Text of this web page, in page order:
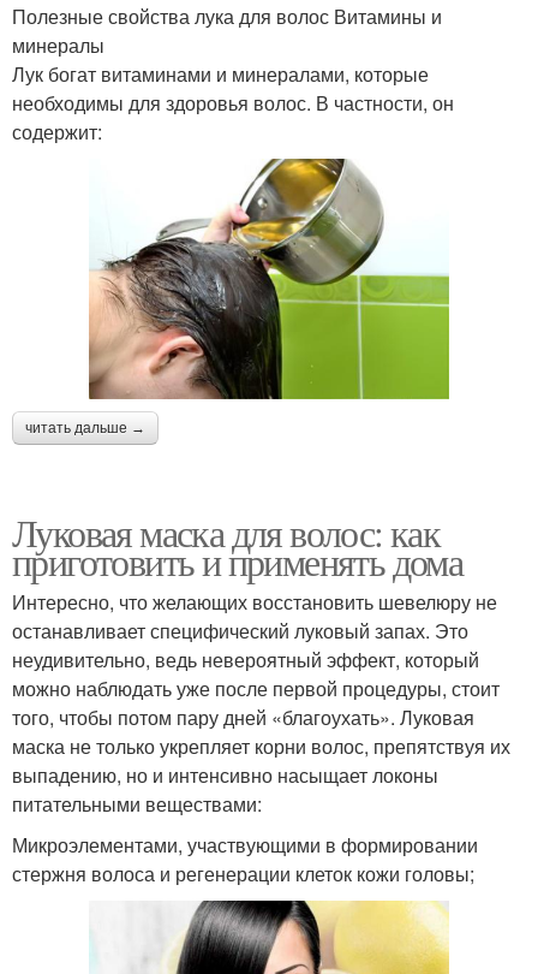
Полезные свойства лука для волос Витамины и
минералы
Лук богат витаминами и минералами, которые
необходимы для здоровья волос. В частности, он
содержит:
читать дальше →
Луковая маска для волос: как
приготовить и применять дома
Интересно, что желающих восстановить шевелюру не
останавливает специфический луковый запах. Это
неудивительно, ведь невероятный эффект, который
можно наблюдать уже после первой процедуры, стоит
того, чтобы потом пару дней «благоухать». Луковая
маска не только укрепляет корни волос, препятствуя их
выпадению, но и интенсивно насыщает локоны
питательными веществами:
Микроэлементами, участвующими в формировании
стержня волоса и регенерации клеток кожи головы;